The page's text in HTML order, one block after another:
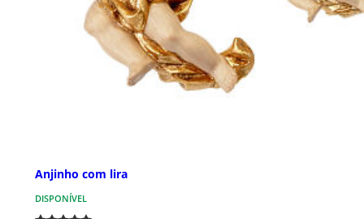
Anjinho com lira
DISPONÍVEL